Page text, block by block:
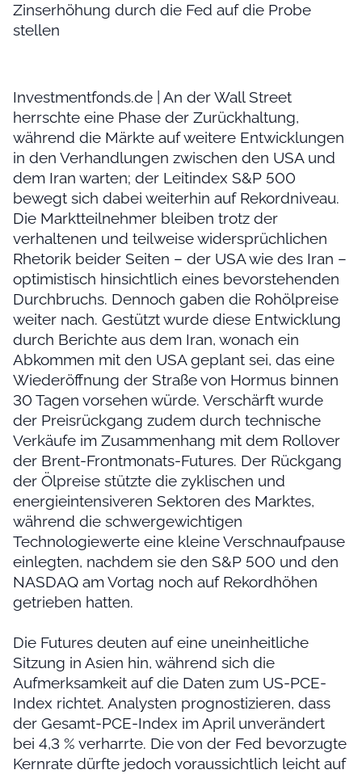
Zinserhöhung durch die Fed auf die Probe
stellen
Investmentfonds.de | An der Wall Street
herrschte eine Phase der Zurückhaltung,
während die Märkte auf weitere Entwicklungen
in den Verhandlungen zwischen den USA und
dem Iran warten; der Leitindex S&P 500
bewegt sich dabei weiterhin auf Rekordniveau.
Die Marktteilnehmer bleiben trotz der
verhaltenen und teilweise widersprüchlichen
Rhetorik beider Seiten – der USA wie des Iran –
optimistisch hinsichtlich eines bevorstehenden
Durchbruchs. Dennoch gaben die Rohölpreise
weiter nach. Gestützt wurde diese Entwicklung
durch Berichte aus dem Iran, wonach ein
Abkommen mit den USA geplant sei, das eine
Wiederöffnung der Straße von Hormus binnen
30 Tagen vorsehen würde. Verschärft wurde
der Preisrückgang zudem durch technische
Verkäufe im Zusammenhang mit dem Rollover
der Brent-Frontmonats-Futures. Der Rückgang
der Ölpreise stützte die zyklischen und
energieintensiveren Sektoren des Marktes,
während die schwergewichtigen
Technologiewerte eine kleine Verschnaufpause
einlegten, nachdem sie den S&P 500 und den
NASDAQ am Vortag noch auf Rekordhöhen
getrieben hatten.
Die Futures deuten auf eine uneinheitliche
Sitzung in Asien hin, während sich die
Aufmerksamkeit auf die Daten zum US-PCE-
Index richtet. Analysten prognostizieren, dass
der Gesamt-PCE-Index im April unverändert
bei 4,3 % verharrte. Die von der Fed bevorzugte
Kernrate dürfte jedoch voraussichtlich leicht auf